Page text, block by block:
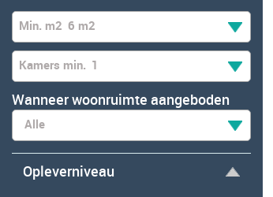
Min. m2 6 m2
Kamers min. 1
Wanneer woonruimte aangeboden
Alle
Opleverniveau